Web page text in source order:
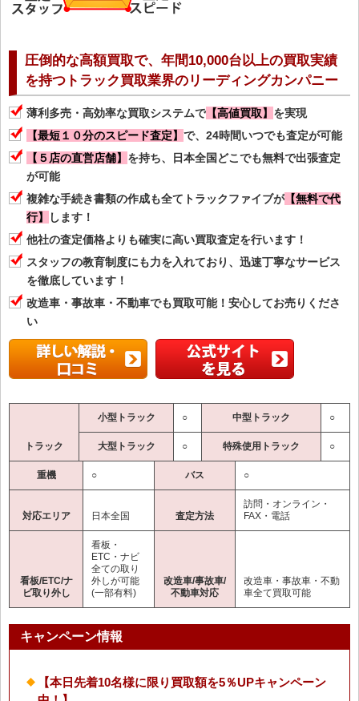
圧倒的な高額買取で、年間10,000台以上の買取実績
を持つトラック買取業界のリーディングカンパニー
薄利多売・高効率な買取システムで 【高値買取】 を実現
【最短１０分のスピード査定】 で、24時間いつでも査定が可能
【５店の直営店舗】 を持ち、日本全国どこでも無料で出張査定
が可能
複雑な手続き書類の作成も全てトラックファイブが 【無料で代
行】
します！
他社の査定価格よりも確実に高い買取査定を行います！
スタッフの教育制度にも力を入れており、迅速丁寧なサービス
を徹底しています！
改造車・事故車・不動車でも買取可能！安心してお売りくださ
い
トラック
小型トラック ○ 中型トラック ○
大型トラック ○ 特殊使用トラック ○
重機 ○ バス ○
対応エリア 日本全国 査定方法
訪問・オンライン・
FAX・電話
看板/ETC/ナ
ビ取り外し
看板・
ETC・ナビ
全ての取り
外しが可能
(一部有料)
改造車/事故車/
不動車対応
改造車・事故車・不動
車全て買取可能
キャンペーン情報
【本日先着10名様に限り買取額を5％UPキャンペーン